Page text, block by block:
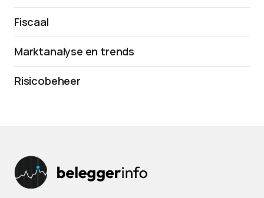
Fiscaal
Marktanalyse en trends
Risicobeheer